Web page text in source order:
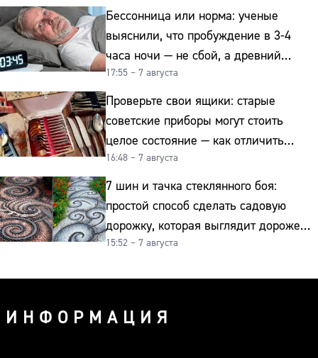
Бессонница или норма: ученые
выяснили, что пробуждение в 3-4
часа ночи — не сбой, а древний
биологический ритм
17:55 – 7 августа
Проверьте свои ящики: старые
советские приборы могут стоить
целое состояние — как отличить
подделку от мельхиора
16:48 – 7 августа
7 шин и тачка стеклянного боя:
простой способ сделать садовую
дорожку, которая выглядит дороже
гранита
15:52 – 7 августа
ИНФОРМАЦИЯ